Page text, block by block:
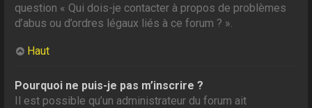
question « Qui dois-je contacter à propos de problèmes
d’abus ou d’ordres légaux liés à ce forum ? ».
Haut
Pourquoi ne puis-je pas m’inscrire ?
Il est possible qu’un administrateur du forum ait